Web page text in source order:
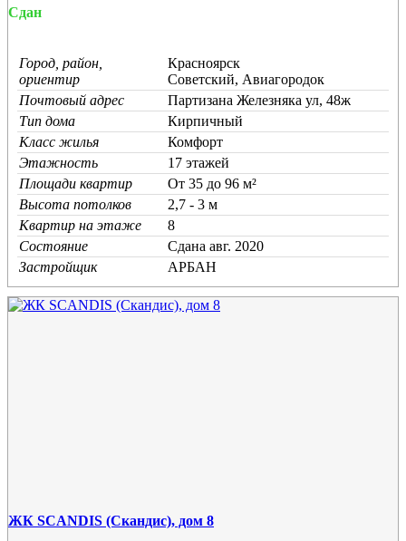
Сдан
Город, район,
ориентир
Красноярск
Советский, Авиагородок
Почтовый адрес
Партизана Железняка ул, 48ж
Тип дома
Кирпичный
Класс жилья
Комфорт
Этажность
17 этажей
Площади квартир
От 35 до 96 м²
Высота потолков
2,7 - 3 м
Квартир на этаже
8
Состояние
Cдана авг. 2020
Застройщик
АРБАН
ЖК SCANDIS (Скандис), дом 8